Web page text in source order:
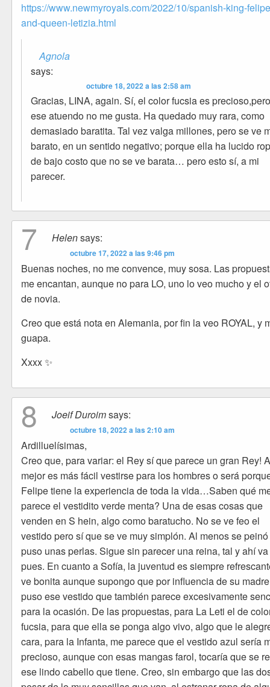
https://www.newmyroyals.com/2022/10/spanish-king-
and-queen-letizia.html
Agnola
says:
octubre 18, 2022 a las 2:58 am
Gracias, LINA, again. Sí, el color fucsia es
ese atuendo no me gusta. Ha quedado muy rara, como
demasiado baratita. Tal vez valga millones, pero se ve
barato, en un sentido negativo; porque ella ha lucido
de bajo costo que no se ve barata… pero esto sí, a mi
parecer.
7 Helensays:
octubre 17, 2022 a las 9:46 pm
Buenas noches, no me convence, muy sosa. Las
me encantan, aunque no para LO, uno lo veo mucho y el
de novia.
Creo que está nota en Alemania, por fin la veo ROYAL, y
guapa.
Xxxx ✨
8 Joeif Duroimsays:
octubre 18, 2022 a las 2:10 am
Ardilluelísimas,
Creo que, para variar: el Rey sí que parece un gran Rey!
mejor es más fácil vestirse para los hombres o será
Felipe tiene la experiencia de toda la vida…Saben qué
parece el vestidito verde menta? Una de esas cosas que
venden en S hein, algo como baratucho. No se ve feo el
vestido pero sí que se ve muy simplón. Al menos se
puso unas perlas. Sigue sin parecer una reina, tal y ahí va
pues. En cuanto a Sofía, la juventud es siempre
ve bonita aunque supongo que por influencia de su
puso ese vestido que también parece excesivamente
para la ocasión. De las propuestas, para La Leti el de
fucsia, para que ella se ponga algo vivo, algo que le
cara, para la Infanta, me parece que el vestido azul sería
precioso, aunque con esas mangas farol, tocaría que se
ese lindo cabello que tiene. Creo, sin embargo que las